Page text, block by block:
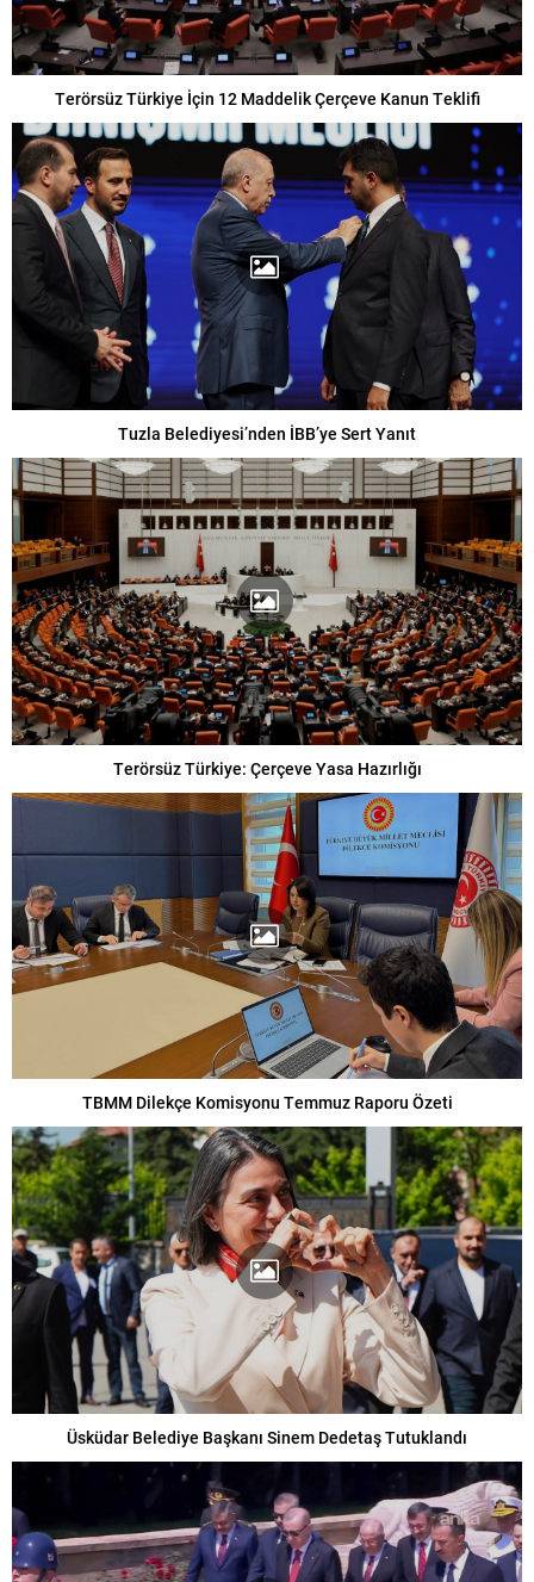
Terörsüz Türkiye İçin 12 Maddelik Çerçeve Kanun Teklifi
Tuzla Belediyesi’nden İBB’ye Sert Yanıt
Terörsüz Türkiye: Çerçeve Yasa Hazırlığı
TBMM Dilekçe Komisyonu Temmuz Raporu Özeti
Üsküdar Belediye Başkanı Sinem Dedetaş Tutuklandı